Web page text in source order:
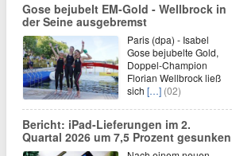
Gose bejubelt EM-Gold - Wellbrock in
der Seine ausgebremst
Paris (dpa) - Isabel
Gose bejubelte Gold,
Doppel-Champion
Florian Wellbrock ließ
sich […] (02)
Bericht: iPad-Lieferungen im 2.
Quartal 2026 um 7,5 Prozent gesunken